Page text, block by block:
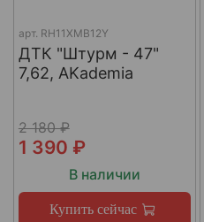
арт. RH11XMB12Y
ДТК "Штурм - 47"
7,62, AKademia
2 180 ₽
1 390 ₽
В наличии
Купить сейчас